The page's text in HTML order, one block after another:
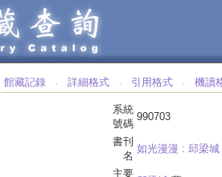
館藏記錄 ‧ 詳細格式 ‧ 引用格式 ‧ 機讀
系統
號碼
990703
書刊
名
如光漫漫 : 邱梁
主要